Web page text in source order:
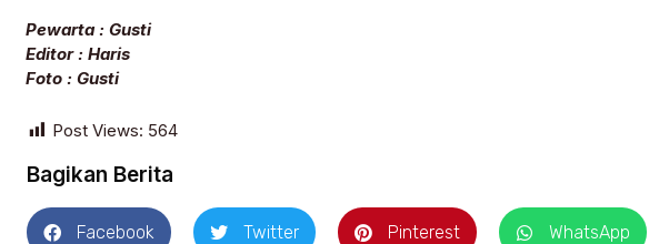
Pewarta : Gusti
Editor : Haris
Foto : Gusti
Post Views: 564
Bagikan Berita
Facebook Twitter Pinterest WhatsApp